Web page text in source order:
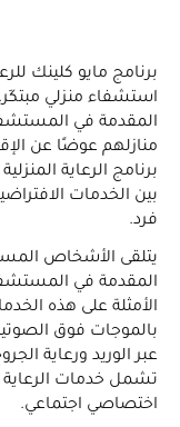
برنامج مايو كلينك
استشفاء منزلي
المقدمة في
منازلهم عوضًا عن
برنامج الرعاية
بين الخدمات
فرد.
يتلقى الأشخاص
المقدمة في
الأمثلة على هذه
بالموجات فوق
عبر الوريد ورعاية
تشمل خدمات الرعاية
اختصاصي اجتماعي.